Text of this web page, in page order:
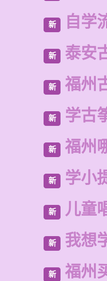
新 自学
新 泰安
新 福州
新 学古
新 福州
新 学小
新 儿童
新 我想
新 福州